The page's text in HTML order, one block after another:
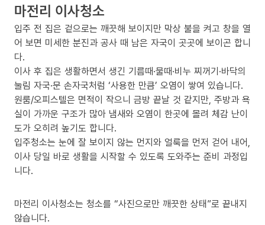
마전리 이사청소
입주 전 집은 겉으로는 깨끗해 보이지만 막상 불을 켜고 창을 열
어 보면 미세한 분진과 공사 때 남은 자국이 곳곳에 보이곤 합니
다.
이사 후 집은 생활하면서 생긴 기름때·물때·비누 찌꺼기·바닥의
눌림 자국·문 손자국처럼 ‘사용한 만큼’ 오염이 쌓여 있습니다.
원룸/오피스텔은 면적이 작으니 금방 끝날 것 같지만, 주방과 욕
실이 가까운 구조가 많아 냄새와 오염이 한곳에 몰려 체감 난이
도가 오히려 높기도 합니다.
입주청소는 눈에 잘 보이지 않는 먼지와 얼룩을 먼저 걷어 내어,
이사 당일 바로 생활을 시작할 수 있도록 도와주는 준비 과정입
니다.
마전리 이사청소는 청소를 “사진으로만 깨끗한 상태”로 끝내지
않습니다.